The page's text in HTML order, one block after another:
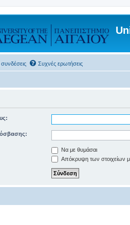
Συχνές ερωτήσεις
Να με θυμάσαι
Απόκρυψη των στοιχείων